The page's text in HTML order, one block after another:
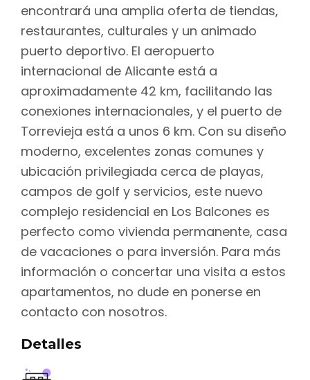
encontrará una amplia oferta de tiendas,
restaurantes, culturales y un animado
puerto deportivo. El aeropuerto
internacional de Alicante está a
aproximadamente 42 km, facilitando las
conexiones internacionales, y el puerto de
Torrevieja está a unos 6 km. Con su diseño
moderno, excelentes zonas comunes y
ubicación privilegiada cerca de playas,
campos de golf y servicios, este nuevo
complejo residencial en Los Balcones es
perfecto como vivienda permanente, casa
de vacaciones o para inversión. Para más
información o concertar una visita a estos
apartamentos, no dude en ponerse en
contacto con nosotros.
Detalles